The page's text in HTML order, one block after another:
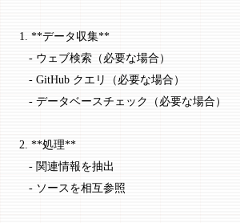
1.
**データ収集**
   -
ウェブ検索（必要な場合）
   -
GitHub クエリ（必要な場合）
   -
データベースチェック（必要な場合）
2. **処理**
   -
関連情報を抽出
   -
ソースを相互参照